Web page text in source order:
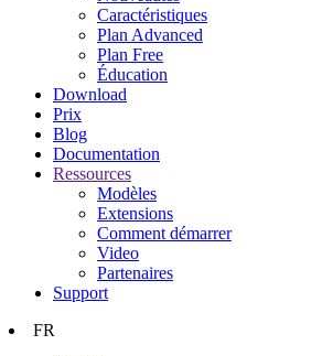
Caractéristiques
Plan Advanced
Plan Free
Éducation
Download
Prix
Blog
Documentation
Ressources
Modèles
Extensions
Comment démarrer
Video
Partenaires
Support
FR